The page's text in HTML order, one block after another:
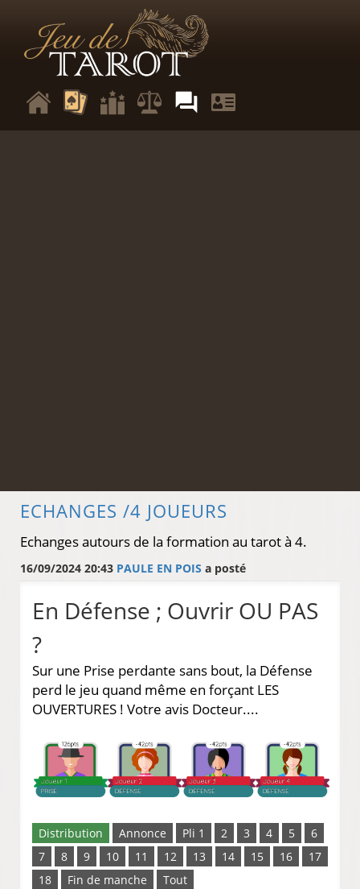
ECHANGES /4 JOUEURS
Echanges autours de la formation au tarot à 4.
16/09/2024 20:43 PAULE EN POIS a posté
En Défense ; Ouvrir OU PAS
?
Sur une Prise perdante sans bout, la Défense
perd le jeu quand même en forçant LES
OUVERTURES ! Votre avis Docteur....
Distribution Annonce Pli 1 2 3 4 5
6
7
8 9 10 11 12 13 14 15 16
17
18
Fin de manche Tout